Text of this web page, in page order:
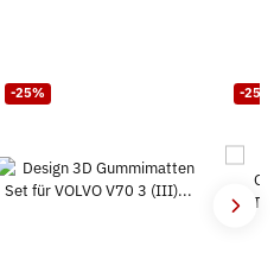
-25% -25%